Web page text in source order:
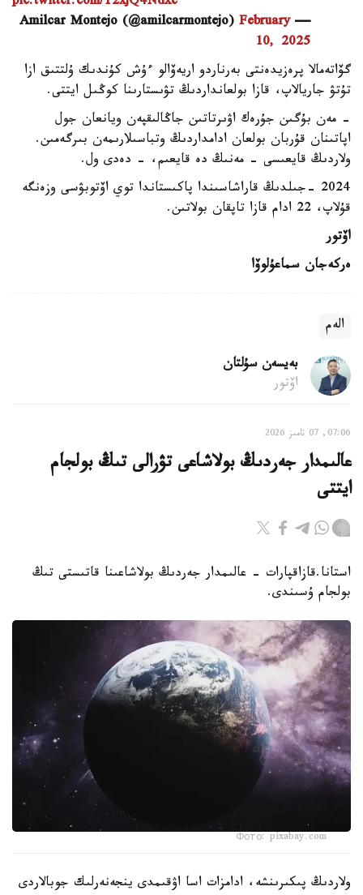
— Amilcar Montejo (@amilcarmontejo)
February
10, 2025
گۆاتەمالا پرەزيدەنتى بەرناردو اريەۆالو ءۇش كۇندىك ۇلتتىق ازا
تۇتۋ جاريالاپ، قازا بولعانداردىڭ تۋىستارىنا كوڭىل ايتتى.
- مەن بۇگىن جۇرەك اۋىرتاتىن جاڭالىقپەن ويانعان جول
اپاتىنان قۇربان بولعان ادامداردىڭ وتباسىلارىمەن بىرگەمىن.
ولاردىڭ قايعىسى - مەنىڭ دە قايعىم، - دەدى ول.
2024 -جىلدىڭ قاراشاسىندا پاكىستاندا توي اۆتوبۋسى وزەنگە
قۇلاپ، 22 ادام قازا تاپقان بولاتىن.
اۆتور
ەركەجان سماعۇلوۆا
الەم
بەيسەن سۇلتان
اۆتور
07:06, 07 تامىز 2026
عالىمدار جەردىڭ بولاشاعى تۋرالى تىڭ بولجام
ايتتى
استانا.قازاقپارات - عالىمدار جەردىڭ بولاشاعىنا قاتىستى تىڭ
بولجام ۇسىندى.
Фото: pixabay.com
ولاردىڭ پىكىرىنشە، ادامزات اسا اۋقىمدى ينجەنەرلىك جوبالاردى